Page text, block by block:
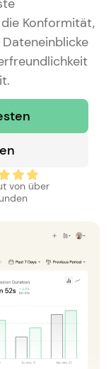
Konformität,
von über